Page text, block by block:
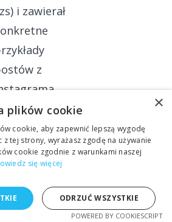
i zawierał
z
treści
przez
i
wykorzystane w
×
plików cookie
cookie, aby zapewnić lepszą wygodę
z tej strony, wyrażasz zgodę na używanie
cookie zgodnie z warunkami naszej
się więcej
ODRZUĆ WSZYSTKIE
POWERED BY COOKIESCRIPT